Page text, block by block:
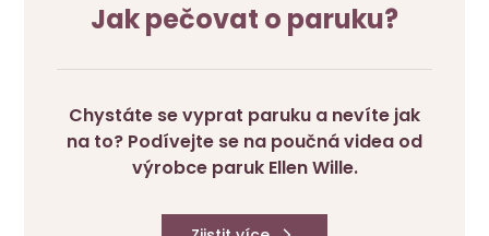
Jak pečovat o paruku?
Chystáte se vyprat paruku a nevíte jak
na to? Podívejte se na poučná videa od
výrobce paruk Ellen Wille.